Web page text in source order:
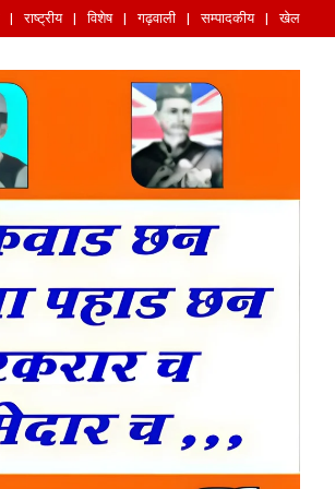
राष्ट्रीय विशेष गढ़वाली सम्पादकीय खेल